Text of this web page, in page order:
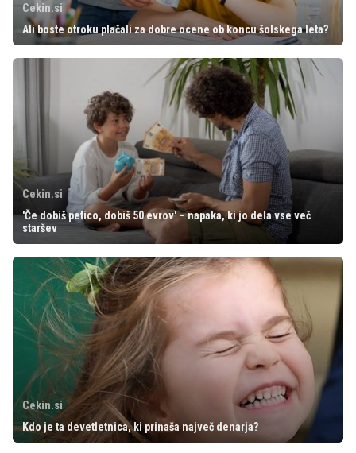
Cekin.si
Ali boste otroku plačali za dobre ocene ob koncu šolskega leta?
Cekin.si
'Če dobiš petico, dobiš 50 evrov' – napaka, ki jo dela vse več
staršev
Cekin.si
Kdo je ta devetletnica, ki prinaša največ denarja?